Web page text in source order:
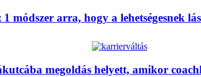
1 módszer arra, hogy a lehetségesnek
megoldás helyett, amikor